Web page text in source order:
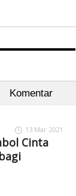
Komentar
13 Mar 2021
Cinta